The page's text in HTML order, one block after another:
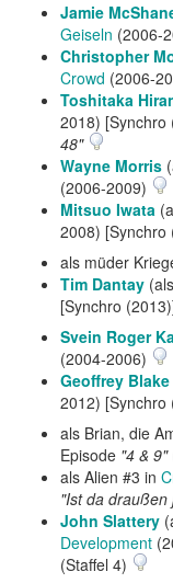
Jamie
Geiseln (2006-
Christopher
Crowd (2006-
Toshitaka
2018) [Synchro
48"
Wayne Morris
(2006-2009)
Mitsuo Iwata
2008) [Synchro
als müder
Tim Dantay (als
[Synchro
Svein Roger
(2004-2006)
Geoffrey Blake
2012) [Synchro
als Brian, die
Episode "4 & 9"
als Alien #3 in
"Ist da draußen
John Slattery
Development
(Staffel 4)